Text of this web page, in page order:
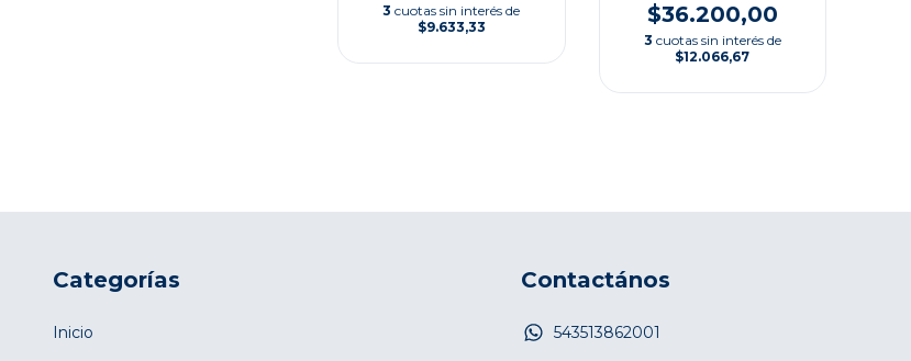
3 cuotas sin interés de
$9.633,33
$36.200,00
3 cuotas sin interés de
$12.066,67
Categorías
Inicio
Contactános
543513862001